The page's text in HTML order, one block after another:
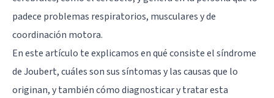
padece problemas respiratorios, musculares y de
coordinación motora.
En este artículo te explicamos en qué consiste el síndrome
de Joubert, cuáles son sus síntomas y las causas que lo
originan, y también cómo diagnosticar y tratar esta